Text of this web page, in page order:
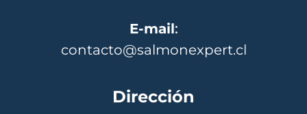
E-mail:
contacto@salmonexpert.cl
Dirección